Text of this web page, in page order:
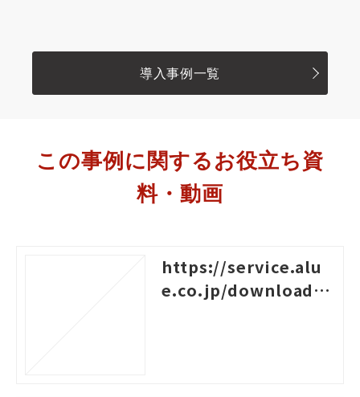
導入事例一覧
この事例に関するお役立ち資
料・動画
https://service.alu
e.co.jp/download/4